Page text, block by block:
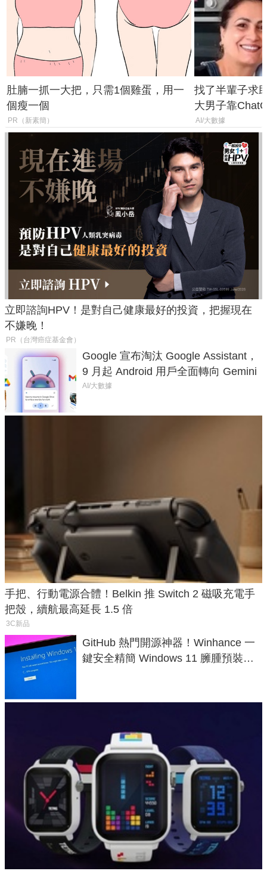
肚腩一抓一大把，只需1個雞蛋，用一
個瘦一個
PR（新素簡）
找了半輩子求
大男子靠
年家人
AI/大數據
立即諮詢HPV！是對自己健康最好的投資，把握現在
不嫌晚！
PR（台灣癌症基金會）
Google 宣布淘汰 Google Assistant，
9 月起 Android 用戶全面轉向 Gemini
AI/大數據
手把、行動電源合體！Belkin 推 Switch 2 磁吸充電手
把殼，續航最高延長 1.5 倍
3C新品
GitHub 熱門開源神器！Winhance 一
鍵安全精簡 Windows 11 臃腫預裝軟